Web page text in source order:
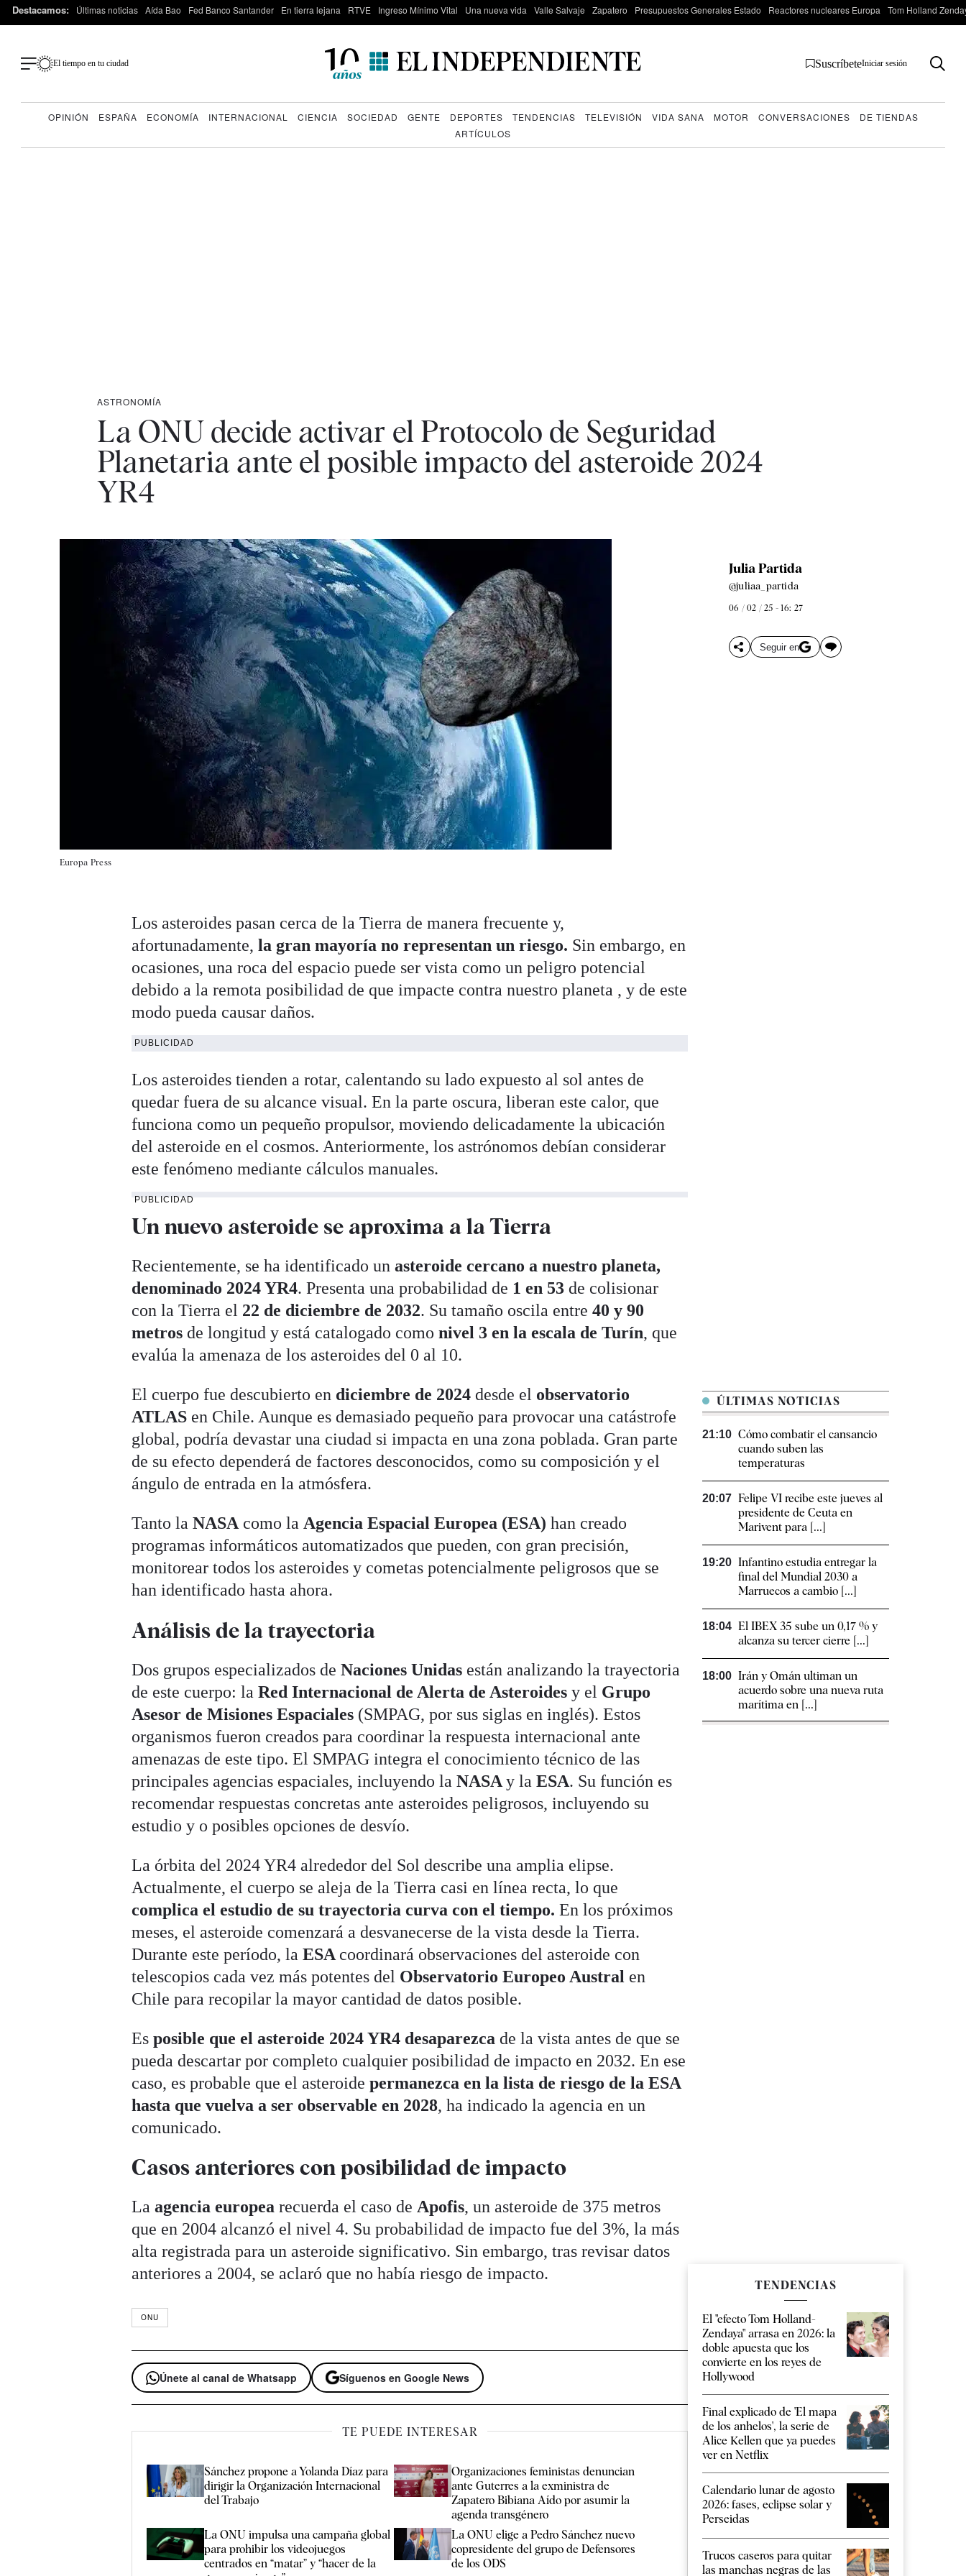
Destacamos: Últimas noticias Aída Bao Fed Banco Santander En tierra lejana RTVE Ingreso Mínimo Vital Una nueva vida Valle Salvaje Zapatero Presupuestos Generales Estado Reactores nucleares Europa Tom Holland
El tiempo en tu ciudad SuscríbeteIniciar sesión
OPINIÓN ESPAÑA ECONOMÍA INTERNACIONAL CIENCIA SOCIEDAD GENTE DEPORTES TENDENCIAS TELEVISIÓN VIDA SANA MOTOR CONVERSACIONES
DE TIENDAS
ARTÍCULOS
ASTRONOMÍA
La ONU decide activar el Protocolo de Seguridad
Planetaria ante el posible impacto del asteroide 2024
YR4
Europa Press
Julia Partida
@juliaa_partida
06 / 02 / 25 - 16: 27
Seguir en
Los asteroides pasan cerca de la Tierra de manera frecuente y,
afortunadamente, la gran mayoría no representan un riesgo. Sin embargo, en
ocasiones, una roca del espacio puede ser vista como un peligro potencial
debido a la remota posibilidad de que impacte contra nuestro planeta , y de este
modo pueda causar daños.
PUBLICIDAD
Los asteroides tienden a rotar, calentando su lado expuesto al sol antes de
quedar fuera de su alcance visual. En la parte oscura, liberan este calor, que
funciona como un pequeño propulsor, moviendo delicadamente la ubicación
del asteroide en el cosmos. Anteriormente, los astrónomos debían considerar
este fenómeno mediante cálculos manuales.
PUBLICIDAD
Un nuevo asteroide se aproxima a la Tierra
Recientemente, se ha identificado unasteroide cercano a nuestro planeta,
denominado 2024 YR4. Presenta una probabilidad de 1 en 53 de colisionar
con la Tierra el 22 de diciembre de 2032. Su tamaño oscila entre40 y 90
metros de longitud y está catalogado como nivel 3 en la escala de Turín, que
evalúa la amenaza de los asteroides del 0 al 10.
El cuerpo fue descubierto en diciembre de 2024desde el observatorio
ATLAS en Chile. Aunque es demasiado pequeño para provocar una catástrofe
global, podría devastar una ciudad si impacta en una zona poblada. Gran parte
de su efecto dependerá de factores desconocidos, como su composición y el
ángulo de entrada en la atmósfera.
Tanto laNASA como la Agencia Espacial Europea (ESA) han creado
programas informáticos automatizados que pueden, con gran precisión,
monitorear todos los asteroides y cometas potencialmente peligrosos que se
han identificado hasta ahora.
Análisis de la trayectoria
Dos grupos especializados deNaciones Unidas están analizando la trayectoria
de este cuerpo: laRed Internacional de Alerta de Asteroides y el Grupo
Asesor de Misiones Espaciales (SMPAG, por sus siglas en inglés). Estos
organismos fueron creados para coordinar la respuesta internacional ante
amenazas de este tipo. El SMPAG integra el conocimiento técnico de las
principales agencias espaciales, incluyendo la NASAy laESA. Su función es
recomendar respuestas concretas ante asteroides peligrosos, incluyendo su
estudio y o posibles opciones de desvío.
La órbita del 2024 YR4 alrededor del Sol describe una amplia elipse.
Actualmente, el cuerpo se aleja de la Tierra casi en línea recta, lo que
complica el estudio de su trayectoria curva con el tiempo. En los próximos
meses, el asteroide comenzará a desvanecerse de la vista desde la Tierra.
Durante este período, laESA coordinará observaciones del asteroide con
telescopios cada vez más potentes del Observatorio Europeo Austral en
Chile para recopilar la mayor cantidad de datos posible.
Esposible que el asteroide 2024 YR4 desaparezca de la vista antes de que se
pueda descartar por completo cualquier posibilidad de impacto en 2032. En ese
caso, es probable que el asteroidepermanezca en la lista de riesgo de la ESA
hasta que vuelva a ser observable en 2028, ha indicado la agencia en un
comunicado.
Casos anteriores con posibilidad de impacto
Laagencia europea recuerda el caso deApofis, un asteroide de 375 metros
que en 2004 alcanzó el nivel 4. Su probabilidad de impacto fue del 3%, la más
alta registrada para un asteroide significativo. Sin embargo, tras revisar datos
anteriores a 2004, se aclaró que no había riesgo de impacto.
ONU
Únete al canal de Whatsapp Síguenos en Google News
TE PUEDE INTERESAR
Sánchez propone a Yolanda Díaz para
dirigir la Organización Internacional
del Trabajo
Organizaciones feministas denuncian
ante Guterres a la exministra de
Zapatero Bibiana Aído por asumir la
agenda transgénero
La ONU impulsa una campaña global
para prohibir los videojuegos
centrados en “matar” y “hacer de la
La ONU elige a Pedro Sánchez nuevo
copresidente del grupo de Defensores
de los ODS
ÚLTIMAS NOTICIAS
21:10 Cómo combatir el cansancio​
cuando suben las
temperaturas
20:07 Felipe VI recibe este jueves al
presidente de Ceuta en
Marivent para [...]
19:20 Infantino estudia entregar la
final del Mundial 2030 a
Marruecos a cambio [...]
18:04 El IBEX 35 sube un 0,17 % y
alcanza su tercer cierre [...]
18:00 Irán y Omán ultiman un
acuerdo sobre una nueva ruta
marítima en [...]
TENDENCIAS
El "efecto Tom Holland-
Zendaya" arrasa en 2026: la
doble apuesta que los
convierte en los reyes de
Hollywood
Final explicado de 'El mapa
de los anhelos', la serie de
Alice Kellen que ya puedes
ver en Netflix
Calendario lunar de agosto
2026: fases, eclipse solar y
Perseidas
Trucos caseros para quitar
las manchas negras de las